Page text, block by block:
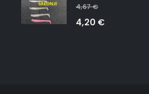
4,67€
4,20 €